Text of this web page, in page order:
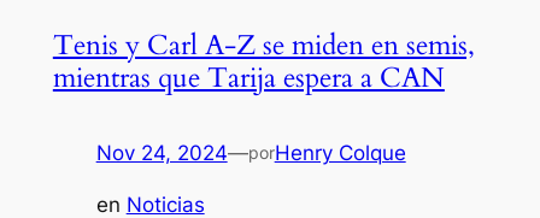
Tenis y Carl A-Z se miden en semis,
mientras que Tarija espera a CAN
Nov 24, 2024—porHenry Colque
en Noticias